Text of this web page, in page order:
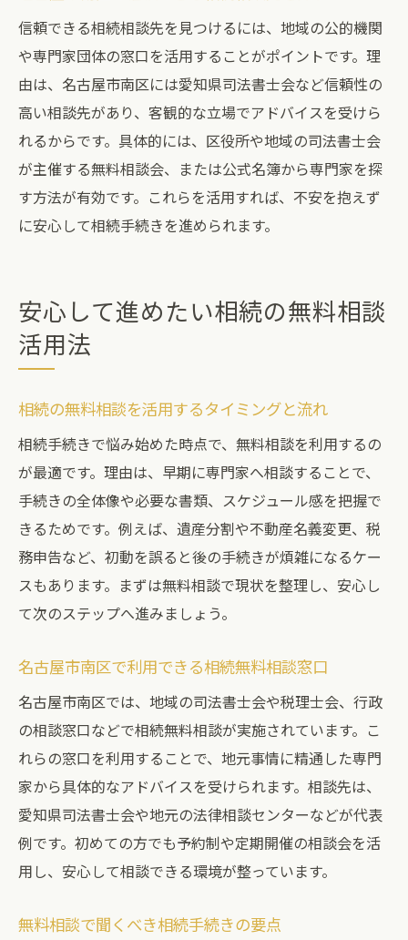
信頼できる相続相談先を見つけるには、地域の公的機関
や専門家団体の窓口を活用することがポイントです。理
由は、名古屋市南区には愛知県司法書士会など信頼性の
高い相談先があり、客観的な立場でアドバイスを受けら
れるからです。具体的には、区役所や地域の司法書士会
が主催する無料相談会、または公式名簿から専門家を探
す方法が有効です。これらを活用すれば、不安を抱えず
に安心して相続手続きを進められます。
安心して進めたい相続の無料相談
活用法
相続の無料相談を活用するタイミングと流れ
相続手続きで悩み始めた時点で、無料相談を利用するの
が最適です。理由は、早期に専門家へ相談することで、
手続きの全体像や必要な書類、スケジュール感を把握で
きるためです。例えば、遺産分割や不動産名義変更、税
務申告など、初動を誤ると後の手続きが煩雑になるケー
スもあります。まずは無料相談で現状を整理し、安心し
て次のステップへ進みましょう。
名古屋市南区で利用できる相続無料相談窓口
名古屋市南区では、地域の司法書士会や税理士会、行政
の相談窓口などで相続無料相談が実施されています。こ
れらの窓口を利用することで、地元事情に精通した専門
家から具体的なアドバイスを受けられます。相談先は、
愛知県司法書士会や地元の法律相談センターなどが代表
例です。初めての方でも予約制や定期開催の相談会を活
用し、安心して相談できる環境が整っています。
無料相談で聞くべき相続手続きの要点